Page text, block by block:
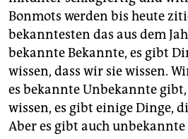
Bonmots werden bis heute
bekanntesten das aus dem
bekannte Bekannte, es gibt
wissen, dass wir sie wissen.
es bekannte Unbekannte
wissen, es gibt einige Dinge,
Aber es gibt auch unbekannte